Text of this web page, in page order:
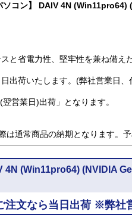
コン】 DAIV 4N (Win11pro64)
と省電力性、堅牢性を兼ね備え
出荷いたします。(弊社営業日
営業日)出荷」となります。
通常商品の納期となります。予
(Win11pro64) (NVIDIA
注文なら当日出荷 ※弊社